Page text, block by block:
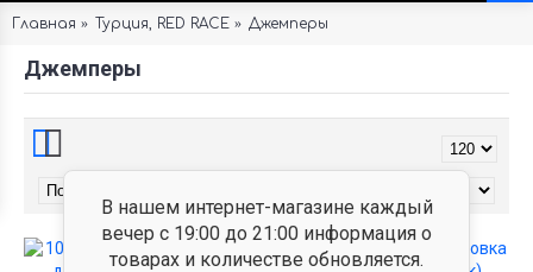
В нашем интернет-магазине каждый
вечер с 19:00 до 21:00 информация о
товарах и количестве обновляется.
Главная Турция, RED RACE Джемперы
Джемперы